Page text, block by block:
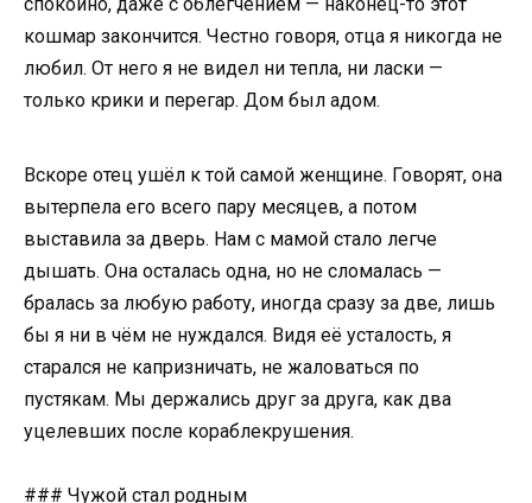
кошмар закончится. Честно говоря, отца я никогда не
любил. От него я не видел ни тепла, ни ласки —
только крики и перегар. Дом был адом.
Вскоре отец ушёл к той самой женщине. Говорят, она
вытерпела его всего пару месяцев, а потом
выставила за дверь. Нам с мамой стало легче
дышать. Она осталась одна, но не сломалась —
бралась за любую работу, иногда сразу за две, лишь
бы я ни в чём не нуждался. Видя её усталость, я
старался не капризничать, не жаловаться по
пустякам. Мы держались друг за друга, как два
уцелевших после кораблекрушения.
### Чужой стал родным